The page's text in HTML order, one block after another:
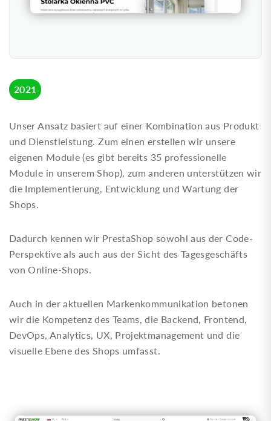
2021
Unser Ansatz basiert auf einer Kombination aus Produkt
und Dienstleistung. Zum einen erstellen wir unsere
eigenen Module (es gibt bereits 35 professionelle
Module in unserem Shop), zum anderen unterstützen wir
die Implementierung, Entwicklung und Wartung der
Shops.
Dadurch kennen wir PrestaShop sowohl aus der Code-
Perspektive als auch aus der Sicht des Tagesgeschäfts
von Online-Shops.
Auch in der aktuellen Markenkommunikation betonen
wir die Kompetenz des Teams, die Backend, Frontend,
DevOps, Analytics, UX, Projektmanagement und die
visuelle Ebene des Shops umfasst.